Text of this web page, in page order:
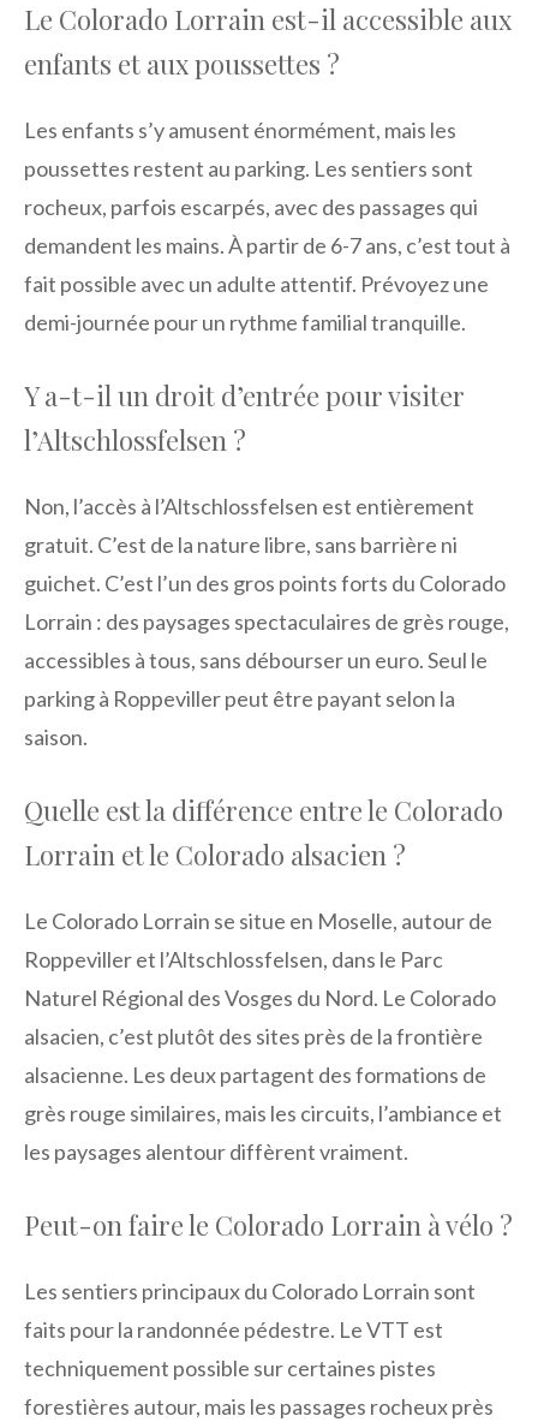
Le Colorado Lorrain est-il accessible aux
enfants et aux poussettes ?
Les enfants s’y amusent énormément, mais les
poussettes restent au parking. Les sentiers sont
rocheux, parfois escarpés, avec des passages qui
demandent les mains. À partir de 6-7 ans, c’est tout à
fait possible avec un adulte attentif. Prévoyez une
demi-journée pour un rythme familial tranquille.
Y a-t-il un droit d’entrée pour visiter
l’Altschlossfelsen ?
Non, l’accès à l’Altschlossfelsen est entièrement
gratuit. C’est de la nature libre, sans barrière ni
guichet. C’est l’un des gros points forts du Colorado
Lorrain : des paysages spectaculaires de grès rouge,
accessibles à tous, sans débourser un euro. Seul le
parking à Roppeviller peut être payant selon la
saison.
Quelle est la différence entre le Colorado
Lorrain et le Colorado alsacien ?
Le Colorado Lorrain se situe en Moselle, autour de
Roppeviller et l’Altschlossfelsen, dans le Parc
Naturel Régional des Vosges du Nord. Le Colorado
alsacien, c’est plutôt des sites près de la frontière
alsacienne. Les deux partagent des formations de
grès rouge similaires, mais les circuits, l’ambiance et
les paysages alentour diffèrent vraiment.
Peut-on faire le Colorado Lorrain à vélo ?
Les sentiers principaux du Colorado Lorrain sont
faits pour la randonnée pédestre. Le VTT est
techniquement possible sur certaines pistes
forestières autour, mais les passages rocheux près